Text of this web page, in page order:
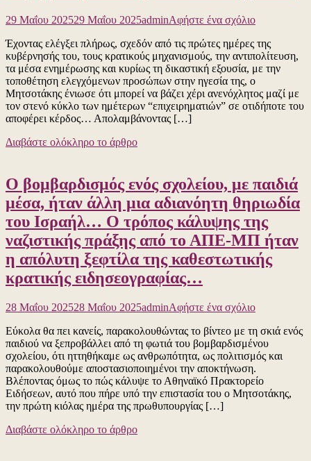
29 Μαΐου 202529 Μαΐου 2025adminΑφήστε ένα σχόλιογια
Το
μεγαλύτερο
πρόβλημα
που
έχει
ο
η
αλαζονεία
και
η
ακόρεστη
πλεονεξία
του…
Το
του
και
η
παρέμβαση
των
Ευρωπαίων
εισαγγελέων
Έχοντας ελέγξει πλήρως, σχεδόν από τις πρώτες ημέρες της
κυβέρνησής του, τους κρατικούς μηχανισμούς, την αντιπολίτευση,
τα μέσα ενημέρωσης και κυρίως τη δικαστική εξουσία, με την
τοποθέτηση ελεγχόμενων προσώπων στην ηγεσία της, ο
Μητσοτάκης ένιωσε ότι μπορεί να βάζει χέρι ανενόχλητος μαζί με
τον στενό κύκλο των ημέτερων “επιχειρηματιών” σε οτιδήποτε του
αποφέρει κέρδος… Απολαμβάνοντας […]
Διαβάστε ολόκληρο το άρθρο
Ο βομβαρδισμός ενός σχολείου, με παιδιά
μέσα, ήταν άλλη μια αδιανόητη θηριωδία
του Ισραήλ… Ο τρόπος κάλυψης της
ναζιστικής πράξης από το ΑΠΕ-ΜΠ ήταν
η απόλυτη ξεφτίλα της καθεστωτικής
κρατικής ειδησεογραφίας…
28 Μαΐου 202528 Μαΐου 2025adminΑφήστε ένα σχόλιογια
Ο
ενός
σχολείου,
με
παιδιά
Εύκολα θα πει κανείς, παρακολουθώντας το βίντεο με τη σκιά ενός
παιδιού να ξεπροβάλλει από τη φωτιά του βομβαρδισμένου
σχολείου, ότι ηττηθήκαμε ως ανθρωπότητα, ως πολιτισμός και
παρακολουθούμε αποστασιοποιημένοι την αποκτήνωση.
Βλέποντας όμως το πώς κάλυψε το Αθηναϊκό Πρακτορείο
Ειδήσεων, αυτό που πήρε υπό την επιστασία του ο Μητσοτάκης,
την πρώτη κιόλας ημέρα της πρωθυπουργίας […]
Διαβάστε ολόκληρο το άρθρο